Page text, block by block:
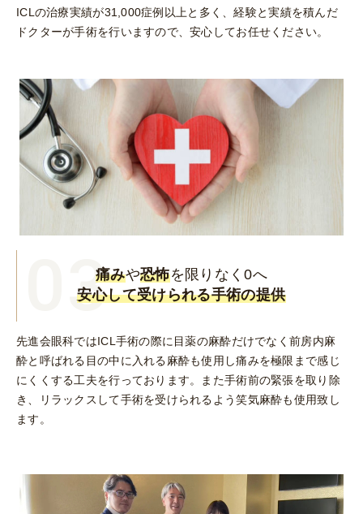
ICLの治療実績が31,000症例以上と多く、経験と実績を積んだ
ドクターが手術を行いますので、安心してお任せください。
03痛みや恐怖を限りなく0へ
安心して受けられる手術の提供
先進会眼科ではICL手術の際に目薬の麻酔だけでなく前房内麻
酔と呼ばれる目の中に入れる麻酔も使用し痛みを極限まで感じ
にくくする工夫を行っております。
また手術前の緊張を取り除
き、リラックスして手術を受けられるよう笑気麻酔も使用致し
ます。